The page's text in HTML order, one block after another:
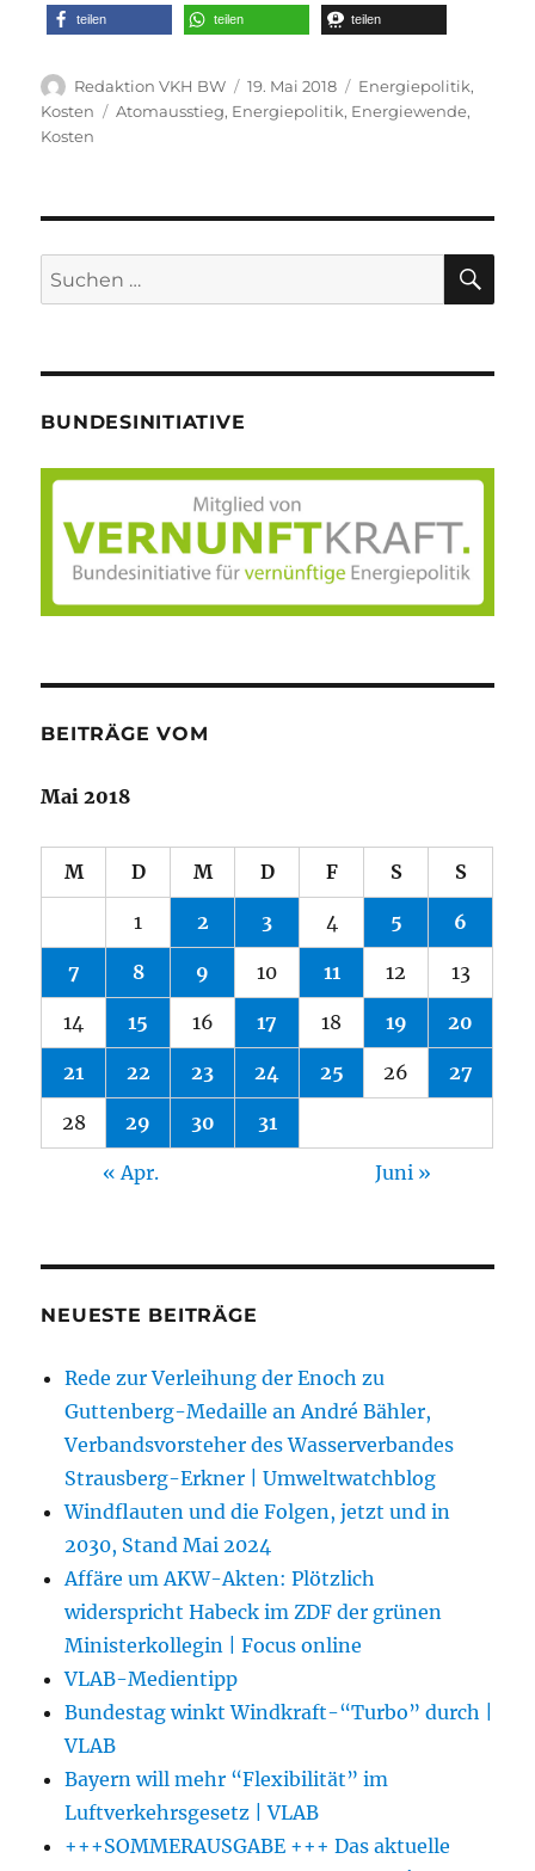
teilen teilen teilen
Autor
Redaktion VKH BW
Veröffentlicht
am
19. Mai 2018 Kategorien
Energiepolitik,
Kosten
Schlagwörter
Atomausstieg, Energiepolitik, Energiewende,
Kosten
Suche
nach:
BUNDESINITIATIVE
BEITRÄGE VOM
Mai 2018
M D M D F S S
1 2 3 4 5 6
7 8 9 10 11 12 13
14 15 16 17 18 19 20
21 22 23 24 25 26 27
28 29 30 31
« Apr. Juni »
NEUESTE BEITRÄGE
Rede zur Verleihung der Enoch zu
Guttenberg-Medaille an André Bähler,
Verbandsvorsteher des Wasserverbandes
Strausberg-Erkner | Umweltwatchblog
Windflauten und die Folgen, jetzt und in
2030, Stand Mai 2024
Affäre um AKW-Akten: Plötzlich
widerspricht Habeck im ZDF der grünen
Ministerkollegin | Focus online
VLAB-Medientipp
Bundestag winkt Windkraft-“Turbo” durch |
VLAB
Bayern will mehr “Flexibilität” im
Luftverkehrsgesetz | VLAB
+++SOMMERAUSGABE +++ Das aktuelle